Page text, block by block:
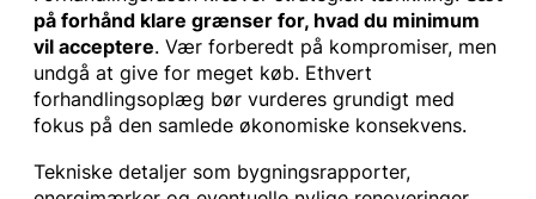
på forhånd klare grænser for, hvad du minimum
vil acceptere. Vær forberedt på kompromiser, men
undgå at give for meget køb. Ethvert
forhandlingsoplæg bør vurderes grundigt med
fokus på den samlede økonomiske konsekvens.
Tekniske detaljer som bygningsrapporter,